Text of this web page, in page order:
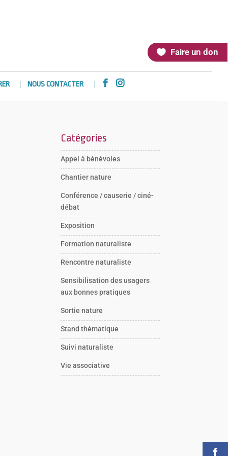
Faire un don
NOUS CONTACTER  
Catégories
Appel à bénévoles
Chantier nature
Conférence / causerie / ciné-
débat
Exposition
Formation naturaliste
Rencontre naturaliste
Sensibilisation des usagers
aux bonnes pratiques
Sortie nature
Stand thématique
Suivi naturaliste
Vie associative